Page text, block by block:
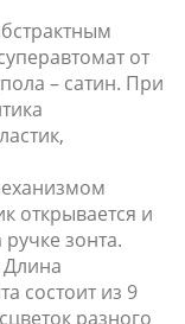
от
– сатин. При
открывается и
зонта.
Длина
состоит из 9
разного